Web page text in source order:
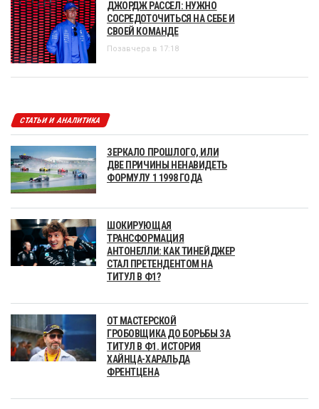
ДЖОРДЖ РАССЕЛ: НУЖНО
СОСРЕДОТОЧИТЬСЯ НА СЕБЕ И
СВОЕЙ КОМАНДЕ
Позавчера в 17:18
СТАТЬИ И АНАЛИТИКА
ЗЕРКАЛО ПРОШЛОГО, ИЛИ
ДВЕ ПРИЧИНЫ НЕНАВИДЕТЬ
ФОРМУЛУ 1 1998 ГОДА
ШОКИРУЮЩАЯ
ТРАНСФОРМАЦИЯ
АНТОНЕЛЛИ: КАК ТИНЕЙДЖЕР
СТАЛ ПРЕТЕНДЕНТОМ НА
ТИТУЛ В Ф1?
ОТ МАСТЕРСКОЙ
ГРОБОВЩИКА ДО БОРЬБЫ ЗА
ТИТУЛ В Ф1. ИСТОРИЯ
ХАЙНЦА-ХАРАЛЬДА
ФРЕНТЦЕНА